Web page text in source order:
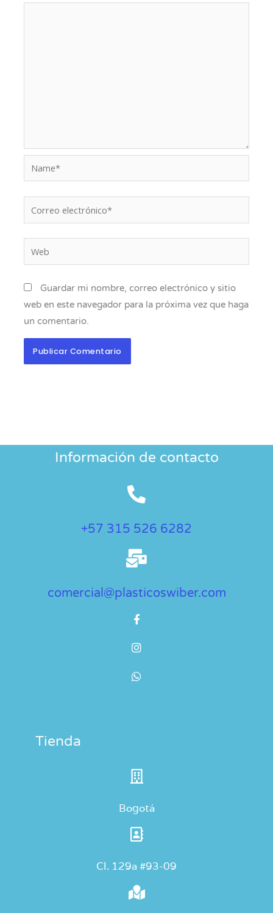
electrónico*
Guardar mi nombre, correo electrónico y sitio
web en este navegador para la próxima vez que haga
un comentario.
Información de contacto
+57 315 526 6282
comercial@plasticoswiber.com
Tienda
Bogotá
Cl. 129a #93-09